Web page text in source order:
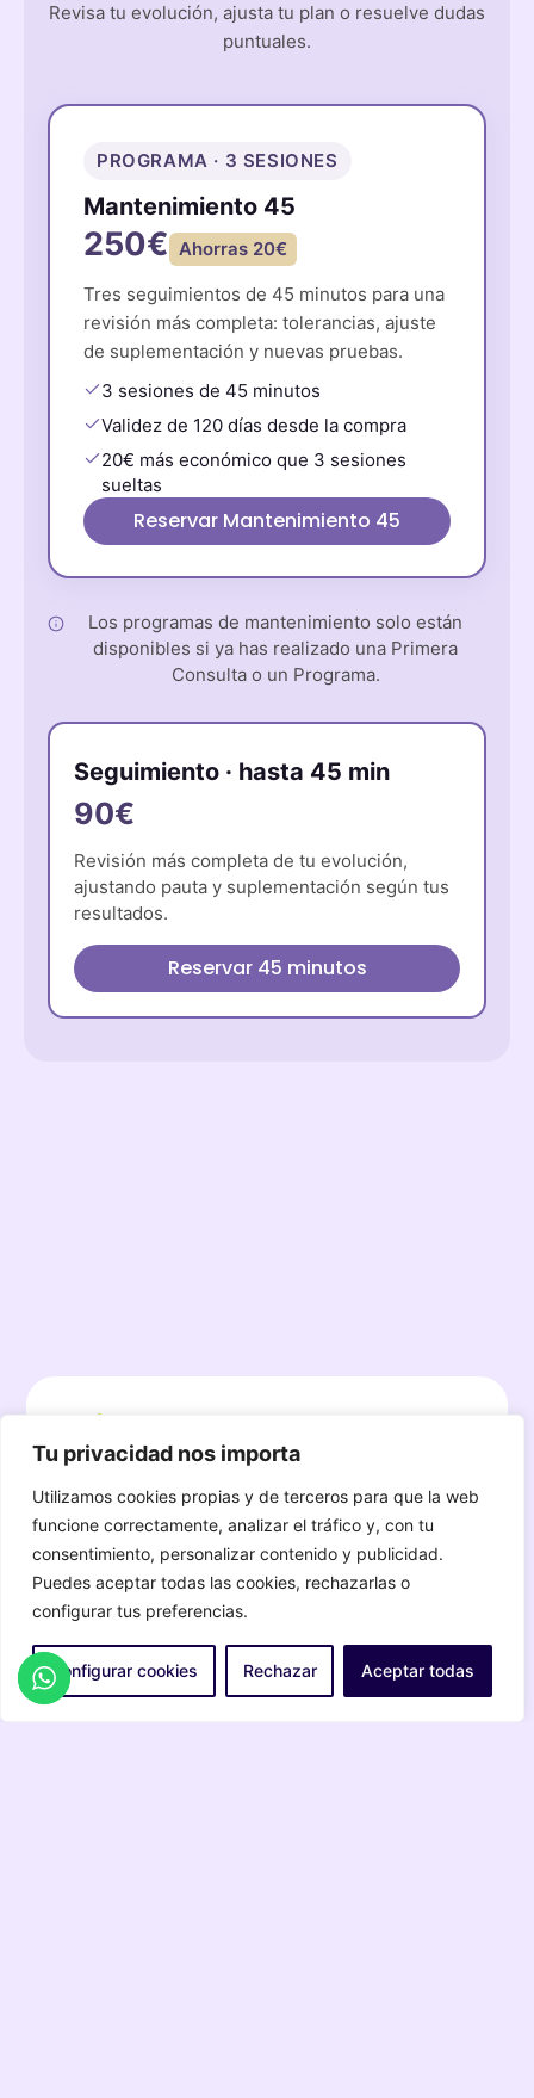
Tu privacidad nos importa
Utilizamos cookies propias y de terceros para que la web
funcione correctamente, analizar el tráfico y, con tu
consentimiento, personalizar contenido y publicidad.
Puedes aceptar todas las cookies, rechazarlas o
configurar tus preferencias.
Configurar cookies Rechazar Aceptar todas
Revisa tu evolución, ajusta tu plan o resuelve dudas
puntuales.
PROGRAMA · 3 SESIONES
Mantenimiento 45
250€ Ahorras 20€
Tres seguimientos de 45 minutos para una
revisión más completa: tolerancias, ajuste
de suplementación y nuevas pruebas.
3 sesiones de 45 minutos
Validez de 120 días desde la compra
20€ más económico que 3 sesiones
sueltas
Reservar Mantenimiento 45
Los programas de mantenimiento solo están
disponibles si ya has realizado una Primera
Consulta o un Programa.
Seguimiento · hasta 45 min
90€
Revisión más completa de tu evolución,
ajustando pauta y suplementación según tus
resultados.
Reservar 45 minutos
El equipo de Aristea Salud está para
ayudarte en todo el proceso completo.
Test diagnósticos
Preguntas frecuentes
Contáctanos
contacto@aristeasalud.com
Horario: Lunes-Viernes